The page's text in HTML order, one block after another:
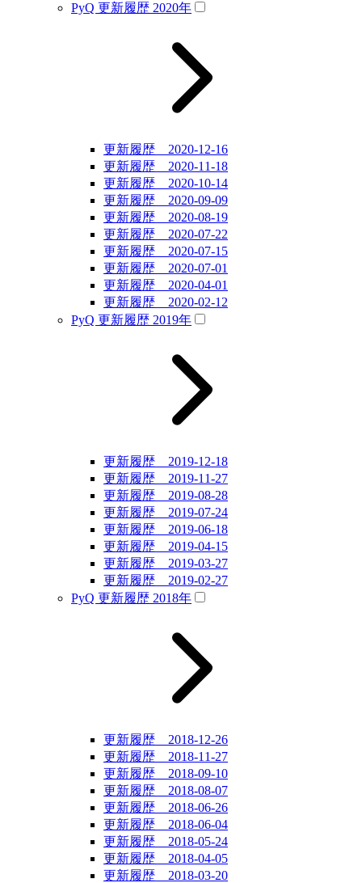
PyQ 更新履歴 2020年
更新履歴 2020-12-16
更新履歴 2020-11-18
更新履歴 2020-10-14
更新履歴 2020-09-09
更新履歴 2020-08-19
更新履歴 2020-07-22
更新履歴 2020-07-15
更新履歴 2020-07-01
更新履歴 2020-04-01
更新履歴 2020-02-12
PyQ 更新履歴 2019年
更新履歴 2019-12-18
更新履歴 2019-11-27
更新履歴 2019-08-28
更新履歴 2019-07-24
更新履歴 2019-06-18
更新履歴 2019-04-15
更新履歴 2019-03-27
更新履歴 2019-02-27
PyQ 更新履歴 2018年
更新履歴 2018-12-26
更新履歴 2018-11-27
更新履歴 2018-09-10
更新履歴 2018-08-07
更新履歴 2018-06-26
更新履歴 2018-06-04
更新履歴 2018-05-24
更新履歴 2018-04-05
更新履歴 2018-03-20